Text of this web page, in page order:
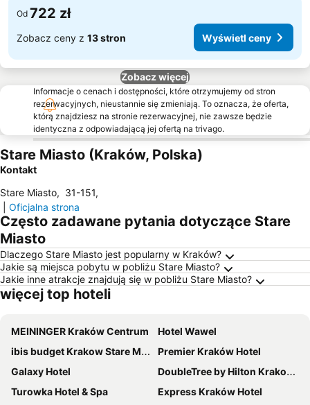
Od 722 zł
Zobacz ceny z 13 stron Wyświetl ceny
Zobacz więcej
Informacje o cenach i dostępności, które otrzymujemy od stron
rezerwacyjnych, nieustannie się zmieniają. To oznacza, że oferta,
którą znajdziesz na stronie rezerwacyjnej, nie zawsze będzie
identyczna z odpowiadającą jej ofertą na trivago.
Stare Miasto (Kraków, Polska)
Kontakt
Stare Miasto, 31-151,
Oficjalna strona
Często zadawane pytania dotyczące Stare
Miasto
Dlaczego Stare Miasto jest popularny w Kraków?
Jakie są miejsca pobytu w pobliżu Stare Miasto?
Jakie inne atrakcje znajdują się w pobliżu Stare Miasto?
więcej top hoteli
MEININGER Kraków Centrum
Hotel Wawel
ibis budget Krakow Stare Miasto
Premier Kraków Hotel
Galaxy Hotel
DoubleTree by Hilton Krakow Hotel & Convention Center
Turowka Hotel & Spa
Express Kraków Hotel